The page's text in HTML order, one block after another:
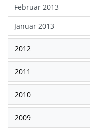
Februar 2013
Januar 2013
2012
2011
2010
2009